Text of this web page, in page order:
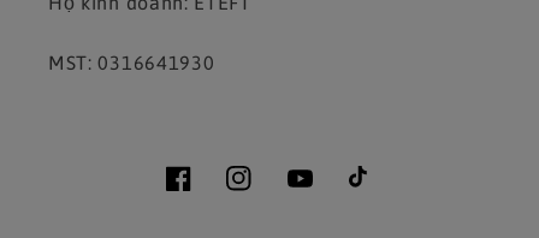
MST: 0316641930
FacebookInstagramYouTubeTikTok